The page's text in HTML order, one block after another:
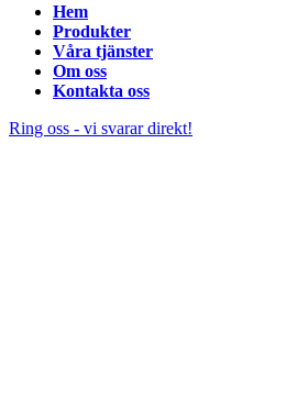
Hem
Produkter
Våra tjänster
Om oss
Kontakta oss
Ring oss - vi svarar direkt!